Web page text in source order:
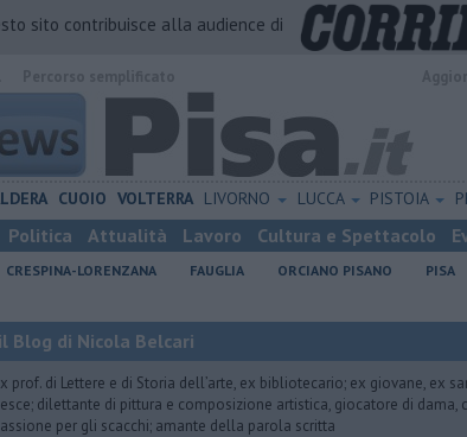
sito contribuisce alla audience di
CUOIO VOLTERRA LIVORNO LUCCA PISTOIA
Politica Attualità Lavoro Cultura e Spettacolo
CRESPINA-LORENZANA FAUGLIA ORCIANO PISANO PISA
il Blog di Nicola Belcari
prof. di Lettere e di Storia dell’arte, ex bibliotecario; ex giovane, ex
dilettante di pittura e composizione artistica, giocatore di dama,
per gli scacchi; amante della parola scritta